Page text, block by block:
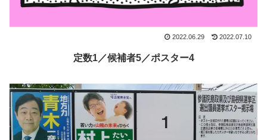
2022.06.29 2022.07.10
定数1／候補者5／ポスター4